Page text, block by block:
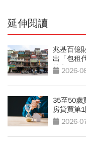
延伸閱讀
兆基百億
出「包租
越高？
2026-
35至50歲
房貸買第
決定2026-